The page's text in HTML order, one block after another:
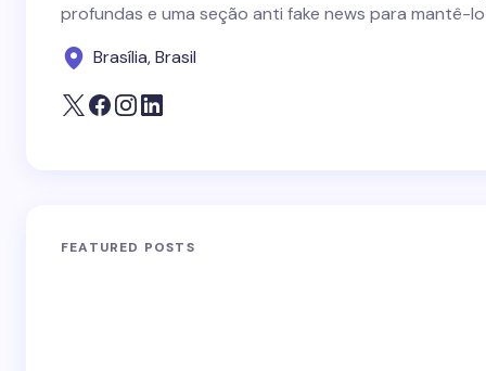
profundas e uma seção anti fake news para mantê-
Brasília, Brasil
FEATURED POSTS